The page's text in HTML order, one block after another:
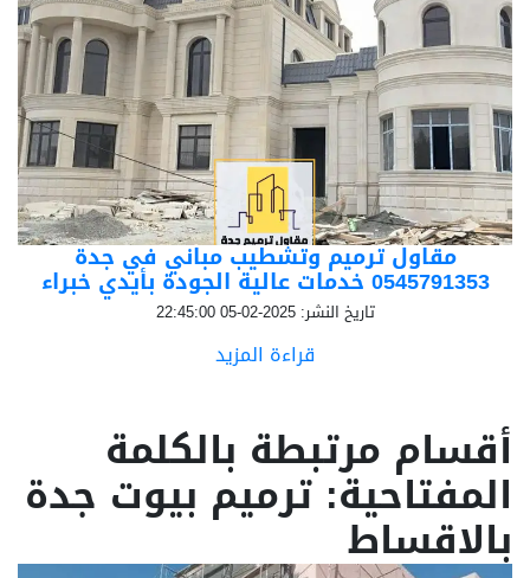
مقاول ترميم وتشطيب مباني في جدة
0545791353 خدمات عالية الجودة بأيدي خبراء
تاريخ النشر: 2025-02-05 22:45:00
قراءة المزيد
أقسام مرتبطة بالكلمة
المفتاحية: ترميم بيوت جدة
بالاقساط